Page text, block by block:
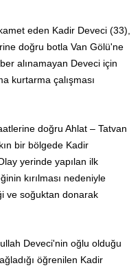
eden Kadir Deveci (33),
doğru botla Van Gölü'ne
alınamayan Deveci için
kurtarma çalışması
doğru Ahlat – Tatvan
bir bölgede Kadir
yerinde yapılan ilk
kırılması nedeniyle
ve soğuktan donarak
Deveci'nin oğlu olduğu
öğrenilen Kadir